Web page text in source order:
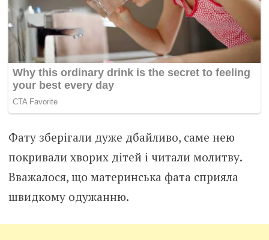
Фату зберігали дуже дбайливо, саме нею
покривали хворих дітей і читали молитву.
Вважалося, що материнська фата сприяла
швидкому одужанню.